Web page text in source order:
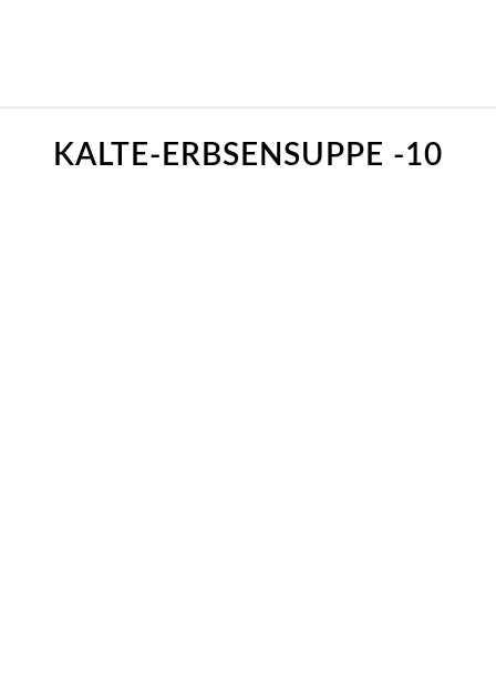
KALTE-ERBSENSUPPE -10